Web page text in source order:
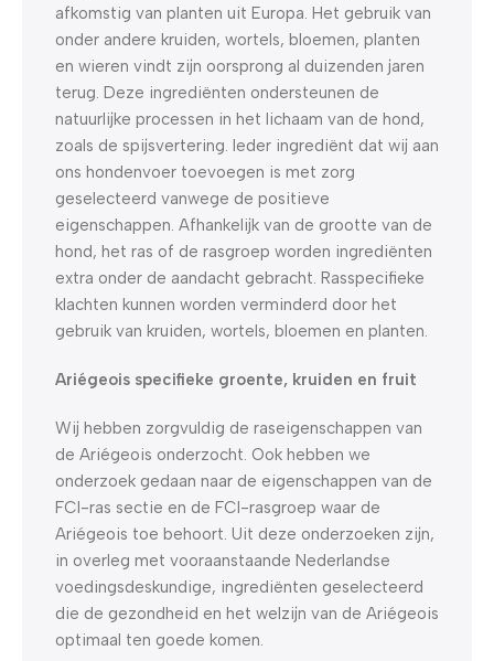
afkomstig van planten uit Europa. Het gebruik van
onder andere kruiden, wortels, bloemen, planten
en wieren vindt zijn oorsprong al duizenden jaren
terug. Deze ingrediënten ondersteunen de
natuurlijke processen in het lichaam van de hond,
zoals de spijsvertering. Ieder ingrediënt dat wij aan
ons hondenvoer toevoegen is met zorg
geselecteerd vanwege de positieve
eigenschappen. Afhankelijk van de grootte van de
hond, het ras of de rasgroep worden ingrediënten
extra onder de aandacht gebracht. Rasspecifieke
klachten kunnen worden verminderd door het
gebruik van kruiden, wortels, bloemen en planten.
Ariégeois specifieke groente, kruiden en fruit
Wij hebben zorgvuldig de raseigenschappen van
de Ariégeois onderzocht. Ook hebben we
onderzoek gedaan naar de eigenschappen van de
FCI-ras sectie en de FCI-rasgroep waar de
Ariégeois toe behoort. Uit deze onderzoeken zijn,
in overleg met vooraanstaande Nederlandse
voedingsdeskundige, ingrediënten geselecteerd
die de gezondheid en het welzijn van de Ariégeois
optimaal ten goede komen.